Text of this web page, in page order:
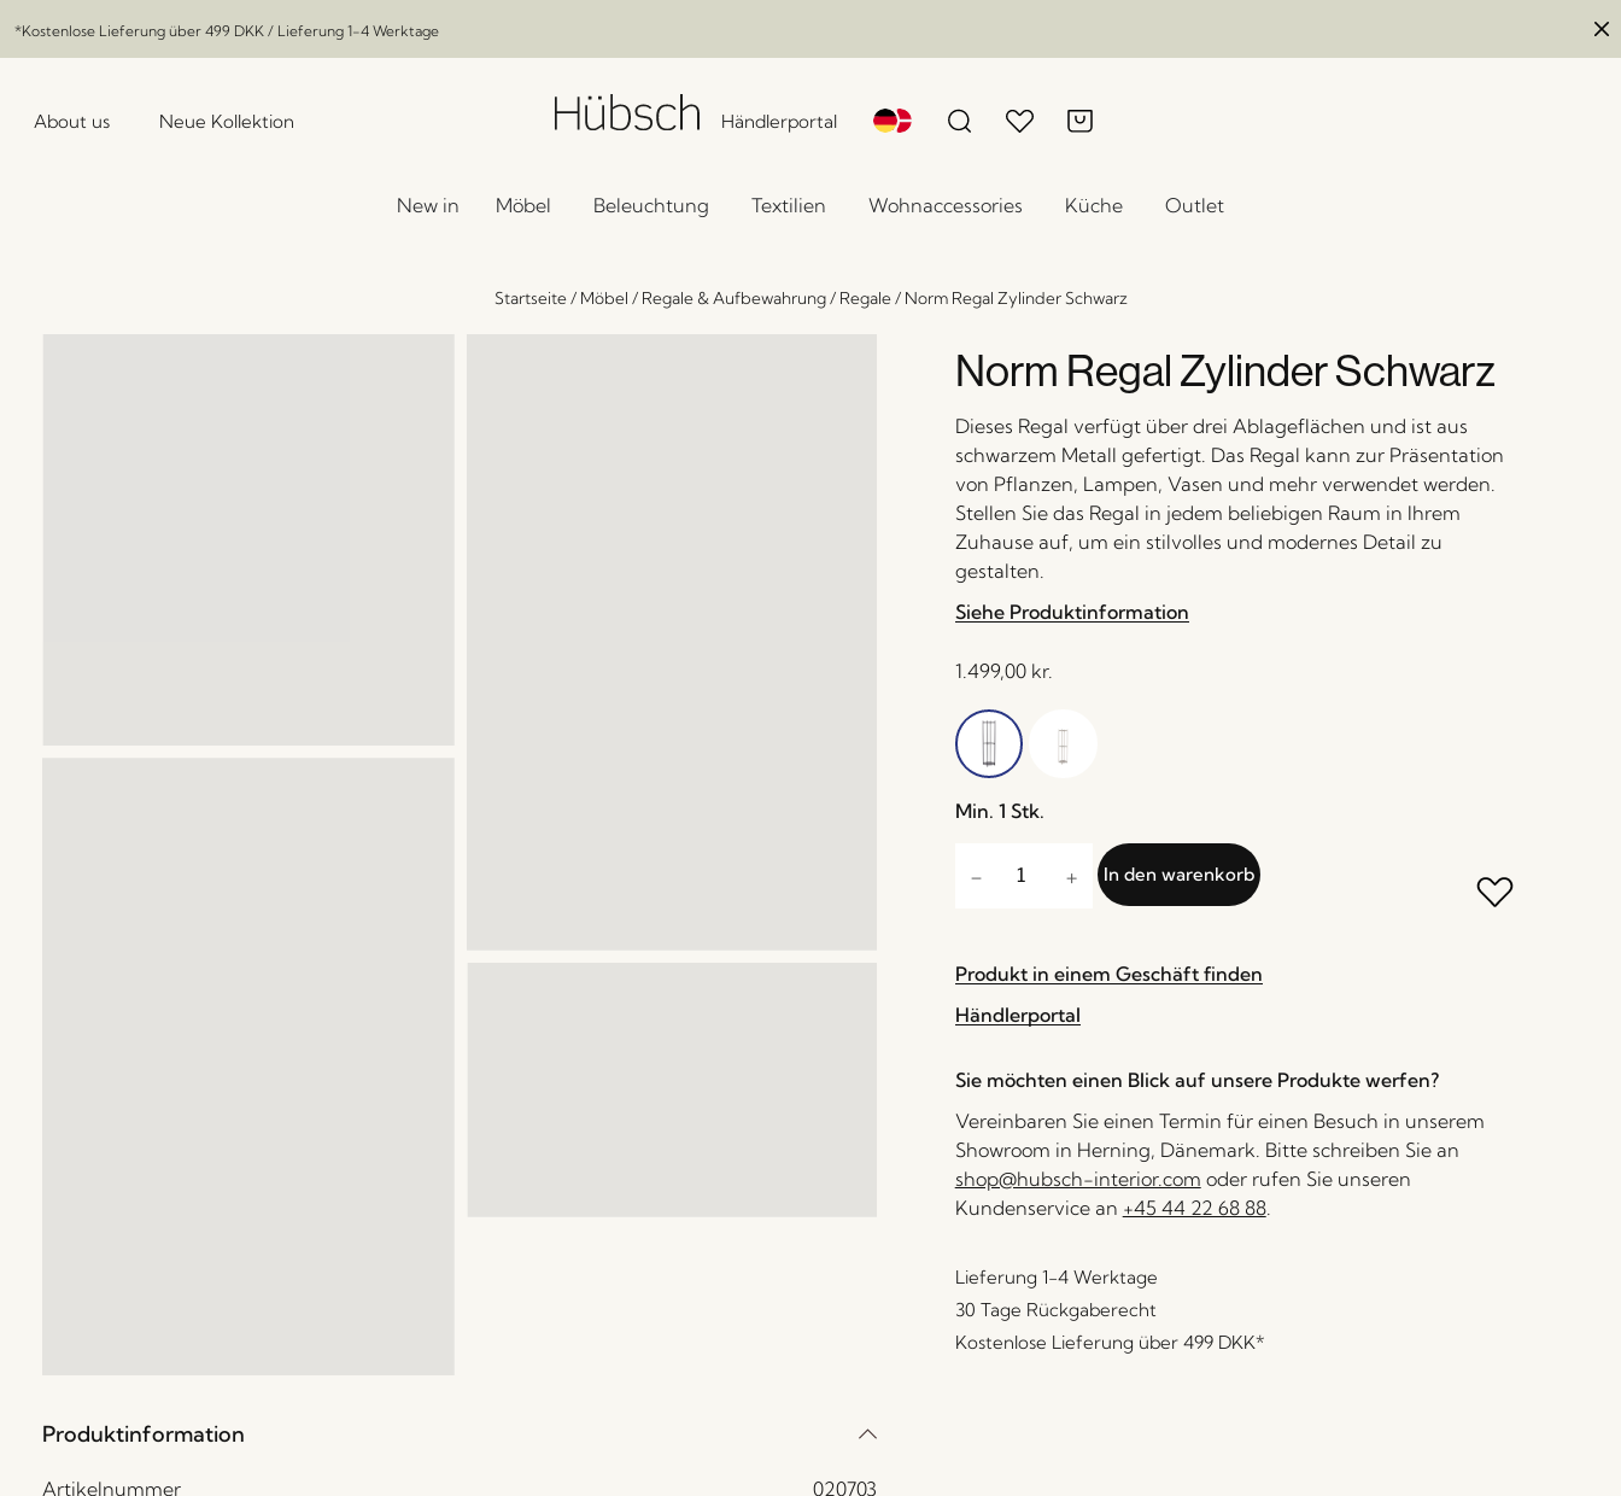
*Kostenlose Lieferung über 499 DKK / Lieferung 1-4 Werktage
About us Neue Kollektion Händlerportal
New in Möbel Beleuchtung Textilien Wohnaccessories Küche Outlet
Startseite/ Möbel / Regale & Aufbewahrung/ Regale/ Norm Regal Zylinder Schwarz
Produktinformation
Artikelnummer
020703
Norm Regal Zylinder Schwarz
Dieses Regal verfügt über drei Ablageflächen und ist aus
schwarzem Metall gefertigt. Das Regal kann zur Präsentation
von Pflanzen, Lampen, Vasen und mehr verwendet werden.
Stellen Sie das Regal in jedem beliebigen Raum in Ihrem
Zuhause auf, um ein stilvolles und modernes Detail zu
gestalten.
Siehe Produktinformation
1.499,00 kr.
Min. 1 Stk.
In den warenkorb
Produkt in einem Geschäft finden
Händlerportal
Sie möchten einen Blick auf unsere Produkte werfen?
Vereinbaren Sie einen Termin für einen Besuch in unserem
Showroom in Herning, Dänemark. Bitte schreiben Sie an
shop@hubsch-interior.com oder rufen Sie unseren
Kundenservice an +45 44 22 68 88.
Lieferung 1-4 Werktage
30 Tage Rückgaberecht
Kostenlose Lieferung über 499 DKK*